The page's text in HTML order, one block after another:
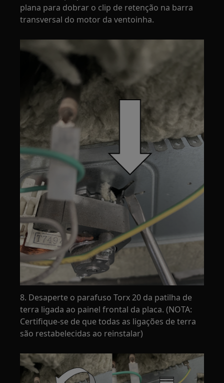
plana para dobrar o clip de retenção na barra
transversal do motor da ventoinha.
8. Desaperte o parafuso Torx 20 da patilha de
terra ligada ao painel frontal da placa. (NOTA:
Certifique-se de que todas as ligações de terra
são restabelecidas ao reinstalar)